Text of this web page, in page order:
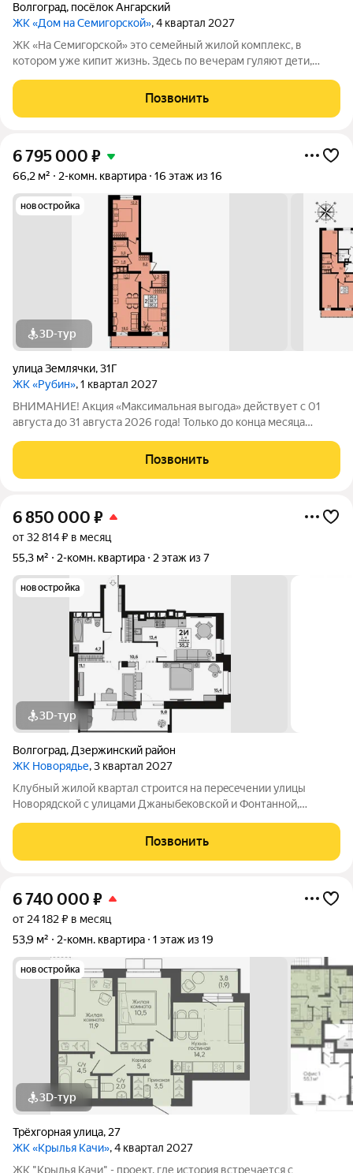
Волгоград, посёлок Ангарский
ЖК «Дом на Семигорской», 4 квартал 2027
ЖК «На Семигорской» это семейный жилой комплекс, в
котором уже кипит жизнь. Здесь по вечерам гуляют дети,
территорией между домами, а местом для отдыха, общения и
спокойной жизни. Первые
Позвонить
6 795 000 ₽
66,2 м² 2-комн. квартира 16 этаж из 16
новостройка
3D-тур
улица Землячки,31Г
ЖК «Рубин», 1 квартал 2027
ВНИМАНИЕ! Акция «Максимальная выгода» действует с 01
августа до 31 августа 2026 года! Только до конца месяца
уже включена в стоимость. Успейте купить до повышения! О
ЖИЛОМ КОМПЛЕКСЕ: Новый
Позвонить
6 850 000 ₽
от 32 814 ₽ в месяц
55,3 м²
2-комн. квартира 2 этаж из 7
новостройка
3D-тур
Волгоград, Дзержинский район
ЖК Новорядье, 3 квартал 2027
Kлубный жилoй кваpтaл строится на перeсeчении улицы
Hовоpядскoй с улицами Джaныбeкoвcкoй и Фонтанной,
чтo позволит вcего зa неcколькo минут дoбpaться как дo
цeнтpа гоpoда, тaк и дo микрорaйонa
Позвонить
6 740 000 ₽
от 24 182 ₽ в месяц
53,9 м²
2-комн. квартира 1 этаж из 19
новостройка
3D-тур
Трёхгорная улица, 27
ЖК «Крылья Качи», 4 квартал 2027
ЖК "Крылья Качи" - проект, где история встречается с